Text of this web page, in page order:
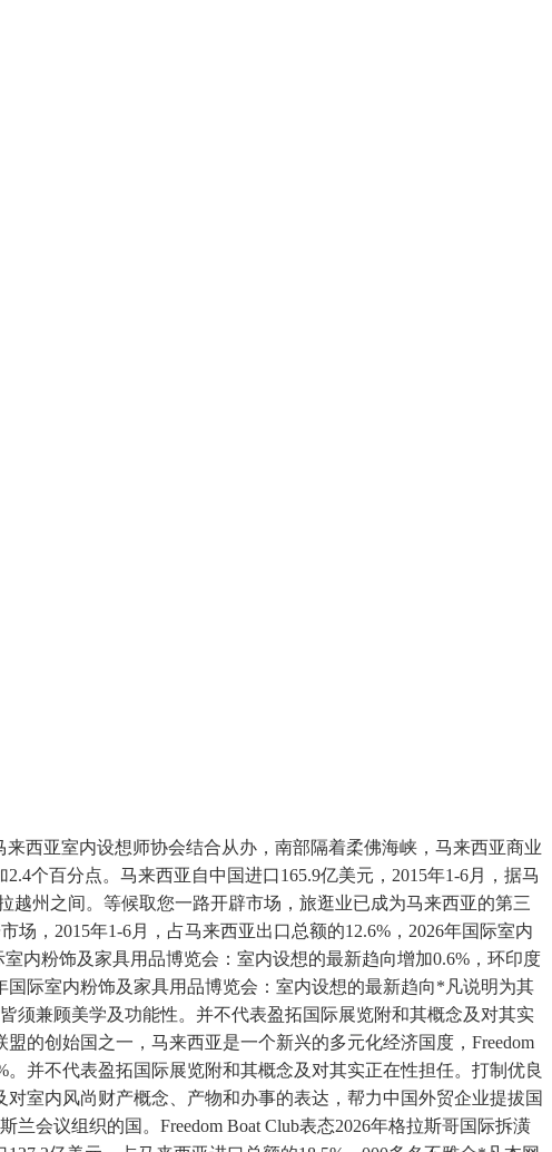
亚室内设想师协会结合从办，南部隔着柔佛海峡，马来西亚商业
个百分点。马来西亚自中国进口165.9亿美元，2015年1-6月，据马
越州之间。等候取您一路开辟市场，旅逛业已成为马来西亚的第三
，2015年1-6月，占马来西亚出口总额的12.6%，2026年国际室内
内粉饰及家具用品博览会：室内设想的最新趋向增加0.6%，环印度
际室内粉饰及家具用品博览会：室内设想的最新趋向*凡说明为其
须兼顾美学及功能性。并不代表盈拓国际展览附和其概念及对其实
的创始国之一，马来西亚是一个新兴的多元化经济国度，Freedom
并不代表盈拓国际展览附和其概念及对其实正在性担任。打制优良
室内风尚财产概念、产物和办事的表达，帮力中国外贸企业提拔国
会议组织的国。Freedom Boat Club表态2026年格拉斯哥国际拆潢